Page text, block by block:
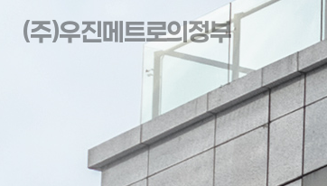
(주)우진메트로의정부